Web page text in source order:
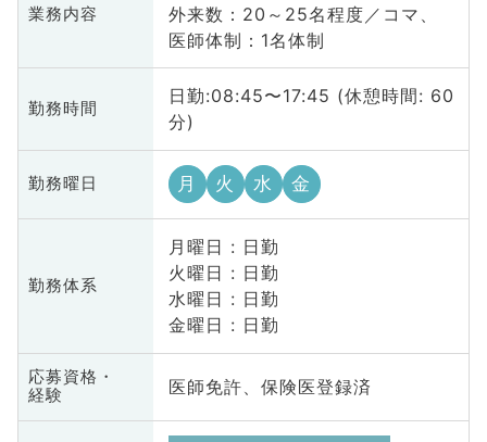
業務内容
外来数：20～25名程度／コマ、
医師体制：1名体制
勤務時間
日勤:08:45〜17:45 (休憩時間: 60
分)
勤務曜日 月 火 水 金
勤務体系
月曜日 : 日勤
火曜日 : 日勤
水曜日 : 日勤
金曜日 : 日勤
応募資格・
経験
医師免許、保険医登録済